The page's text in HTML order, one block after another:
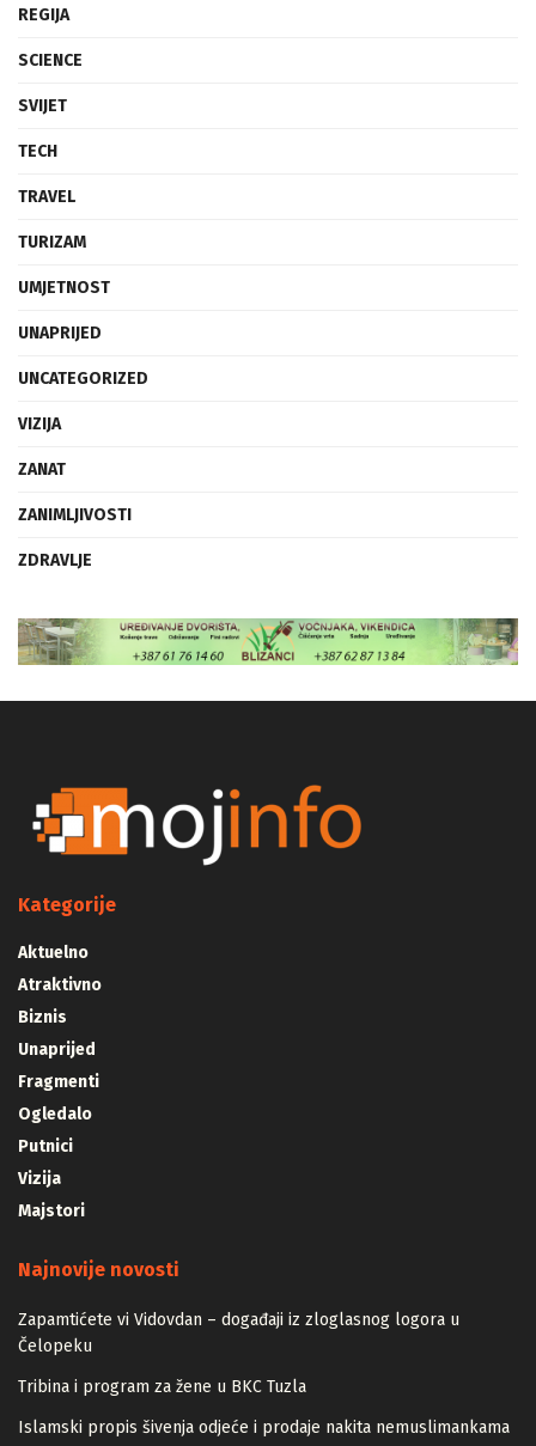
REGIJA
SCIENCE
SVIJET
TECH
TRAVEL
TURIZAM
UMJETNOST
UNAPRIJED
UNCATEGORIZED
VIZIJA
ZANAT
ZANIMLJIVOSTI
ZDRAVLJE
Kategorije
Aktuelno
Atraktivno
Biznis
Unaprijed
Fragmenti
Ogledalo
Putnici
Vizija
Majstori
Najnovije novosti
Zapamtićete vi Vidovdan – događaji iz zloglasnog logora u
Čelopeku
Tribina i program za žene u BKC Tuzla
Islamski propis šivenja odjeće i prodaje nakita nemuslimankama